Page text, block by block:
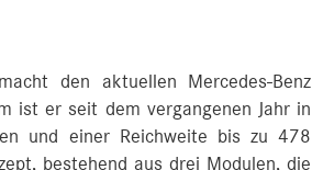
den aktuellen Mercedes-Benz
ist er seit dem vergangenen Jahr in
und einer Reichweite bis zu 478
bestehend aus drei Modulen, die